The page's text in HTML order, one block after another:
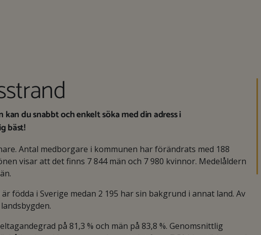
du snabbt och enkelt söka med din adress i
bäst!
Antal medborgare i kommunen har förändrats med 188
visar att det finns 7 844 män och 7 980 kvinnor. Medelåldern
födda i Sverige medan 2 195 har sin bakgrund i annat land. Av
på 81,3 % och män på 83,8 %. Genomsnittlig